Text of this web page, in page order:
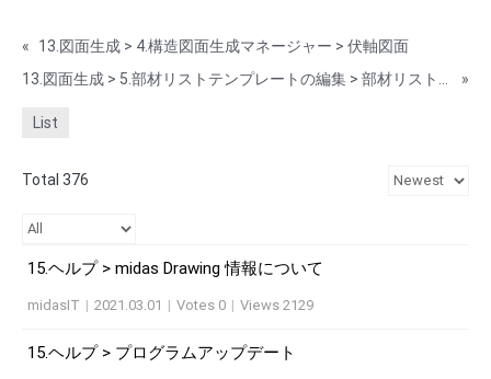
«
13.図面生成 > 4.構造図面生成マネージャー > 伏軸図面
»
List
Total 376
15.ヘルプ > midas Drawing 情報について
midasIT | 2021.03.01 | Votes 0 | Views 2129
15.ヘルプ > プログラムアップデート